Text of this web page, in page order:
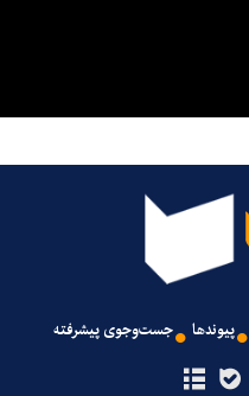
پیوندها جست‌وجوی پیشرفته